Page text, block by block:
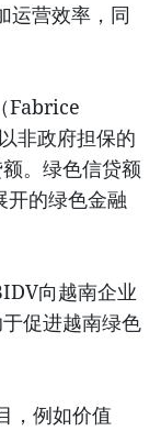
运营效率，同
Fabrice
非政府担保的
。绿色信贷额
开的绿色金融
向越南企业
促进越南绿色
，例如价值